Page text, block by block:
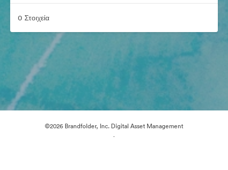
0 Στοιχεία
©2026 Brandfolder, Inc. Digital Asset Management
·